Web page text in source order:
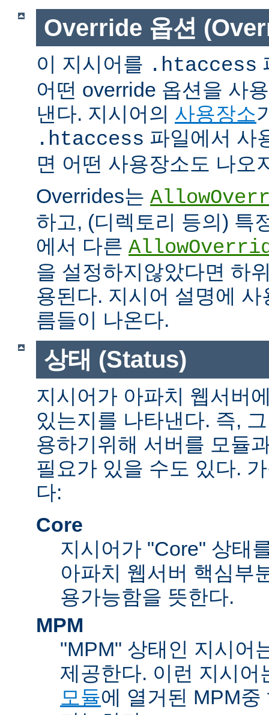
Override 옵션
이 지시어를 .htaccess
어떤 override 옵션을 사
낸다. 지시어의 사용장소
.htaccess 파일에서 사
면 어떤 사용장소도 나오
Overrides는
하고, (디렉토리 등의) 특
에서 다른
을 설정하지않았다면 하
용된다. 지시어 설명에
름들이 나온다.
상태 (Status)
지시어가 아파치 웹서버
있는지를 나타낸다. 즉,
용하기위해 서버를 모듈
필요가 있을 수도 있다.
다:
Core
지시어가 "Core" 상태
아파치 웹서버 핵심부
용가능함을 뜻한다.
MPM
"MPM" 상태인 지시어
제공한다. 이런 지시어
모듈에 열거된 MPM